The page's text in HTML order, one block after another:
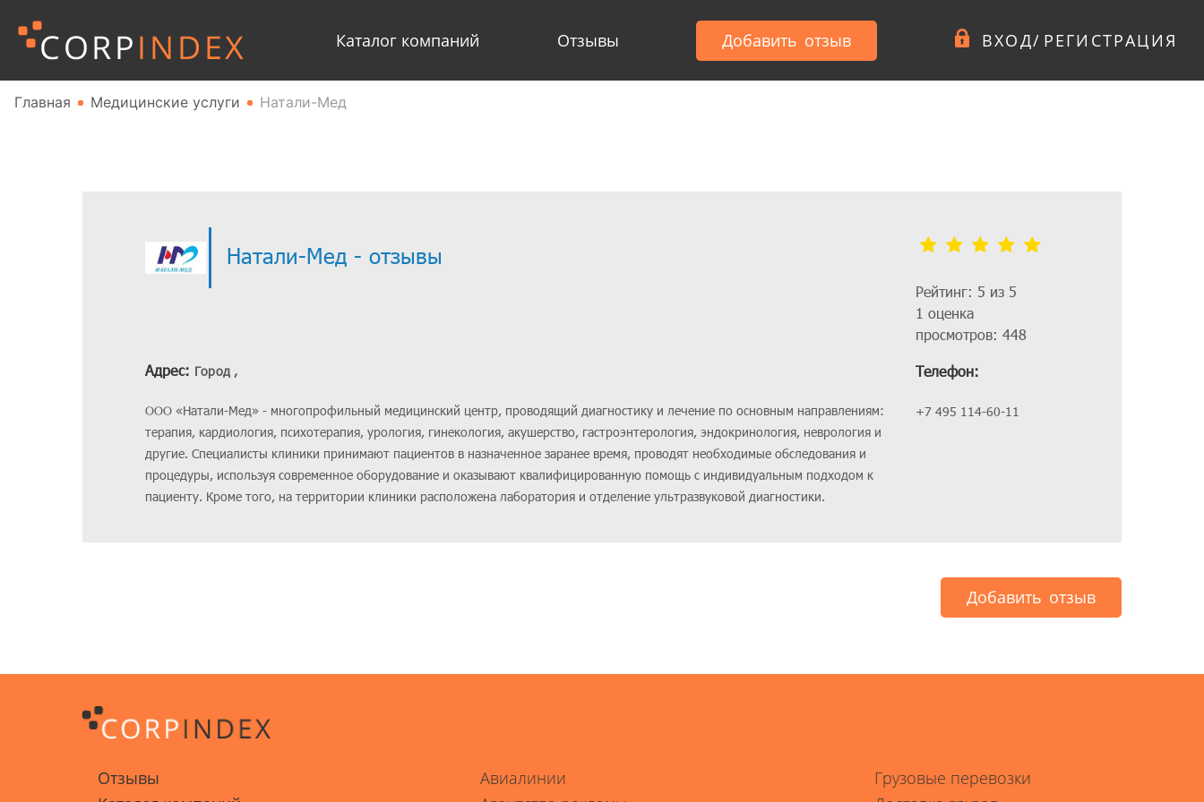
Каталог компаний Отзывы Добавить отзыв ВХОД/ РЕГИСТРАЦИЯ
Главная Медицинские услуги Натали-Мед
Натали-Мед - отзывы
Адрес: Город ,
ООО «Натали-Мед» - многопрофильный медицинский центр, проводящий диагностику и лечение по основным направлениям:
терапия, кардиология, психотерапия, урология, гинекология, акушерство, гастроэнтерология, эндокринология, неврология и
другие. Специалисты клиники принимают пациентов в назначенное заранее время, проводят необходимые обследования и
процедуры, используя современное оборудование и оказывают квалифицированную помощь с индивидуальным подходом к
пациенту. Кроме того, на территории клиники расположена лаборатория и отделение ультразвуковой диагностики.
Рейтинг: 5 из 5
1 оценка
просмотров: 448
Телефон:
+7 495 114-60-11
Добавить отзыв
Отзывы
Авиалинии
Грузовые перевозки